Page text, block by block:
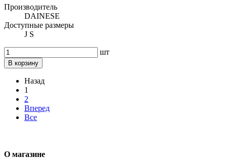
Производитель
DAINESE
Доступные размеры
J S
шт
В корзину
Назад
1
2
Вперед
Все
О магазине